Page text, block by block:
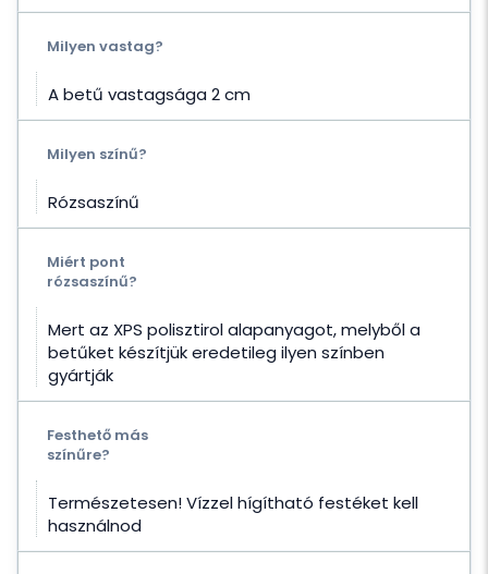
Milyen vastag?
A betű vastagsága 2 cm
Milyen színű?
Rózsaszínű
Miért pont
rózsaszínű?
Mert az XPS polisztirol alapanyagot, melyből a
betűket készítjük eredetileg ilyen színben
gyártják
Festhető más
színűre?
Természetesen! Vízzel hígítható festéket kell
használnod